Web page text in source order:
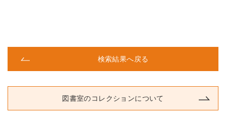
検索結果へ戻る
図書室のコレクションについて